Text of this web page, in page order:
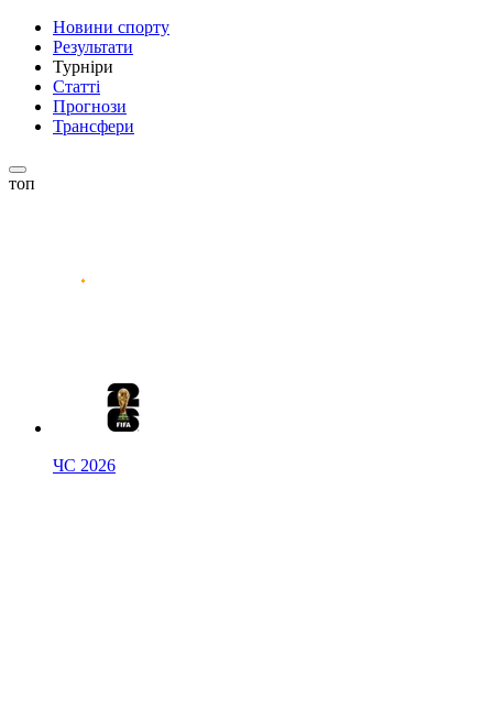
Новини спорту
Результати
Турніри
Статті
Прогнози
Трансфери
топ
ЧС 2026